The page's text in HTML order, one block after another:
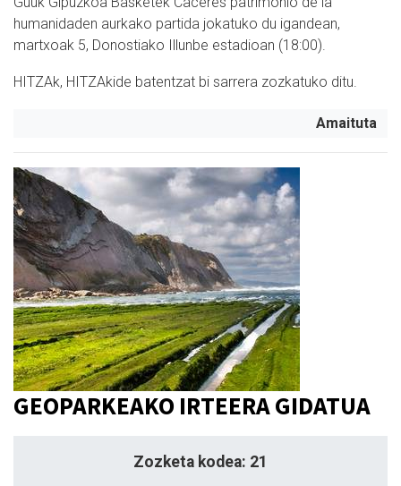
humanidaden aurkako partida jokatuko du igandean,
martxoak 5, Donostiako Illunbe estadioan (18:00).
HITZAk, HITZAkide batentzat bi sarrera zozkatuko ditu.
Amaituta
GEOPARKEAKO IRTEERA GIDATUA
Zozketa kodea: 21